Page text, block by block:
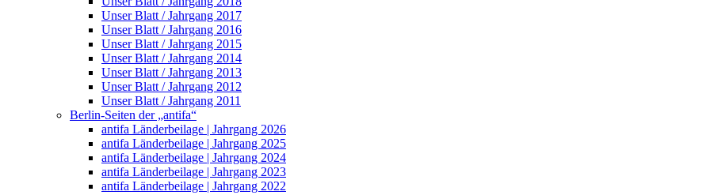
Unser Blatt / Jahrgang 2017
Unser Blatt / Jahrgang 2016
Unser Blatt / Jahrgang 2015
Unser Blatt / Jahrgang 2014
Unser Blatt / Jahrgang 2013
Unser Blatt / Jahrgang 2012
Unser Blatt / Jahrgang 2011
Berlin-Seiten der „antifa“
antifa Länderbeilage | Jahrgang 2026
antifa Länderbeilage | Jahrgang 2025
antifa Länderbeilage | Jahrgang 2024
antifa Länderbeilage | Jahrgang 2023
antifa Länderbeilage | Jahrgang 2022